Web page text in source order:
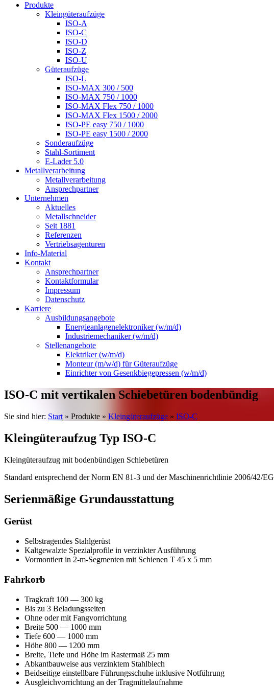
Produkte
Kleingüteraufzüge
ISO-A
ISO-C
ISO-D
ISO-Z
ISO-U
Güteraufzüge
ISO-L
ISO-MAX 300 / 500
ISO-MAX 750 / 1000
ISO-MAX Flex 750 / 1000
ISO-MAX Flex 1500 / 2000
ISO-PE easy 750 / 1000
ISO-PE easy 1500 / 2000
Sonderaufzüge
Stahl-Sortiment
E-Lader 5.0
Metallverarbeitung
Metallverarbeitung
Ansprechpartner
Unternehmen
Aktuelles
Metallschneider
Seit 1881
Referenzen
Vertriebsagenturen
Info-Material
Kontakt
Ansprechpartner
Kontaktformular
Impressum
Datenschutz
Karriere
Ausbildungsangebote
Energieanlagenelektroniker (w/m/d)
Industriemechaniker (w/m/d)
Stellenangebote
Elektriker (w/m/d)
Monteur (m/w/d) für Güteraufzüge
Einrichter von Gesenkbiegepressen (w/m/d)
ISO-C mit vertikalen Schiebetüren bodenbündig
Sie sind hier: Start » Produkte » Kleingüteraufzüge » ISO-C
Kleingüteraufzug Typ ISO-C
Kleingüteraufzug mit bodenbündigen Schiebetüren
Standard entsprechend der Norm EN 81-3 und der Maschinenrichtlinie 2006/42/EG
Serienmäßige Grundausstattung
Gerüst
Selbstragendes Stahlgerüst
Kaltgewalzte Spezialprofile in verzinkter Ausführung
Vormontiert in 2-m-Segmenten mit Schienen T 45 x 5 mm
Fahrkorb
Tragkraft 100 — 300 kg
Bis zu 3 Beladungsseiten
Ohne oder mit Fangvorrichtung
Breite 500 — 1000 mm
Tiefe 600 — 1000 mm
Höhe 800 — 1200 mm
Breite, Tiefe und Höhe im Rastermaß 25 mm
Abkantbauweise aus verzinktem Stahlblech
Beidseitige einstellbare Führungsschuhe inklusive Notführung
Ausgleichvorrichtung an der Tragmittelaufnahme